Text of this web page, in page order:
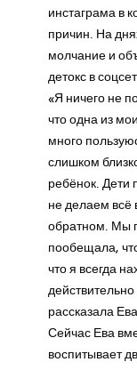
инстаграма в
причин. На
молчание и
детокс в
«Я ничего не
что одна из
много
слишком
ребёнок. Дети
не делаем всё
обратном. Мы
пообещала,
что я всегда
рассказала
Сейчас Ева
воспитывает